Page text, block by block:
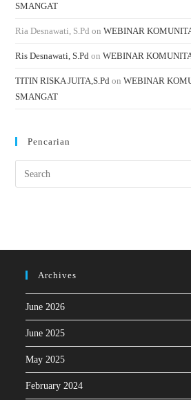
SMANGAT
Ria Desnawati, S.Pd onWEBINAR
Ris Desnawati, S.Pd onWEBINAR
TITIN RISKA JUITA,S.Pd onWEBINAR
SMANGAT
Pencarian
Archives
June 2026
June 2025
May 2025
February 2024